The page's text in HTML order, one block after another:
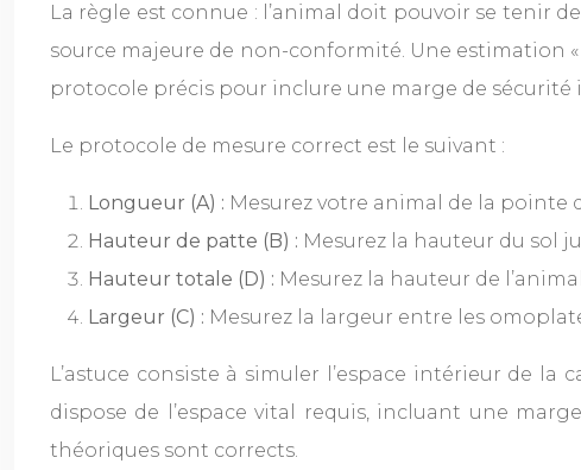
La règle est connue : l’animal doit pouvoir se tenir
source majeure de non-conformité. Une estimation
protocole précis pour inclure une marge de
Le protocole de mesure correct est le suivant :
Longueur (A) : Mesurez votre animal de la pointe
Hauteur de patte (B) : Mesurez la hauteur du sol
Hauteur totale (D) : Mesurez la hauteur de
Largeur (C) : Mesurez la largeur entre les
L’astuce consiste à simuler l’espace intérieur de
dispose de l’espace vital requis, incluant une
théoriques sont corrects.